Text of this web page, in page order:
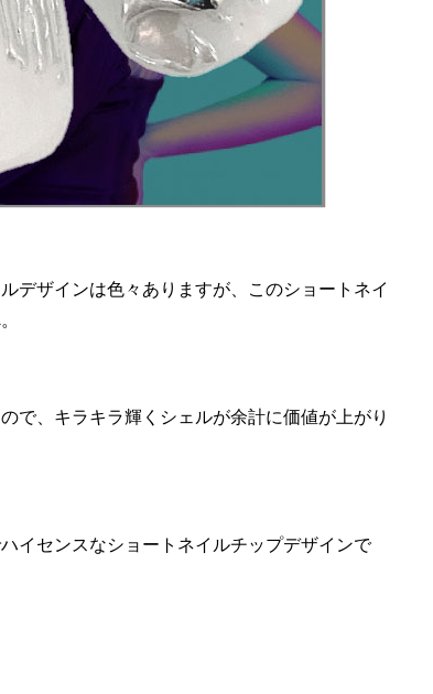
デザインは色々ありますが、このショートネイ
で、キラキラ輝くシェルが余計に価値が上がり
イセンスなショートネイルチップデザインで